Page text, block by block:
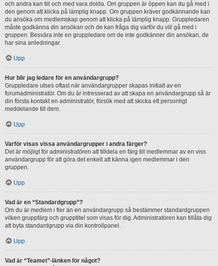
och andra kan till och med vara dolda. Om gruppen är öppen kan du gå med i
den genom att klicka på lämplig knapp. Om gruppen kräver godkännande kan
du ansöka om medlemskap genom att klicka på lämplig knapp. Gruppledaren
måste godkänna din ansökan och de kan fråga dig varför du vill gå med i
gruppen. Besvära inte en gruppledare om de inte godkänner din ansökan, de
har sina anledningar.
Upp
Hur blir jag ledare för en användargrupp?
Gruppledare utses oftast när användargrupper skapas initialt av en
forumadministratör. Om du är intresserad av att skapa en användargrupp så är
din första kontakt en administratör, försök med att skicka ett personligt
meddelande till dem.
Upp
Varför visas vissa användargrupper i andra färger?
Det är möjligt för administratören att tilldela en färg till medlemmar av en viss
användargrupp för att göra det enkelt att känna igen medlemmar i den
gruppen.
Upp
Vad är en “Standardgrupp”?
Om du är medlem i fler än en användargrupp så bestämmer standardgruppen
vilken gruppfärg och grupptitel som visas för dig. Administratören kan tillåta dig
att byta standardgrupp via din kontrollpanel.
Upp
Vad är “Teamet”-länken för något?